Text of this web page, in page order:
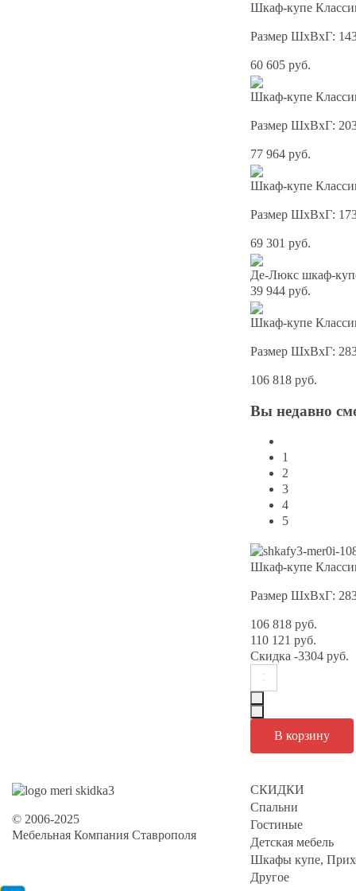
Шкаф-купе
Размер ШхВхГ:
60 605 руб.
Шкаф-купе
Размер ШхВхГ:
77 964 руб.
Шкаф-купе
Размер ШхВхГ:
69 301 руб.
Де-Люкс шкаф-
39 944 руб.
Шкаф-купе
Размер ШхВхГ:
106 818 руб.
Вы недавно
1
2
3
4
5
Шкаф-купе
Размер ШхВхГ:
106 818 руб.
110 121 руб.
Скидка -3304 руб.
© 2006-2025
Мебельная Компания Ставрополя
СКИДКИ
Спальни
Гостиные
Детская мебель
Шкафы купе,
Другое